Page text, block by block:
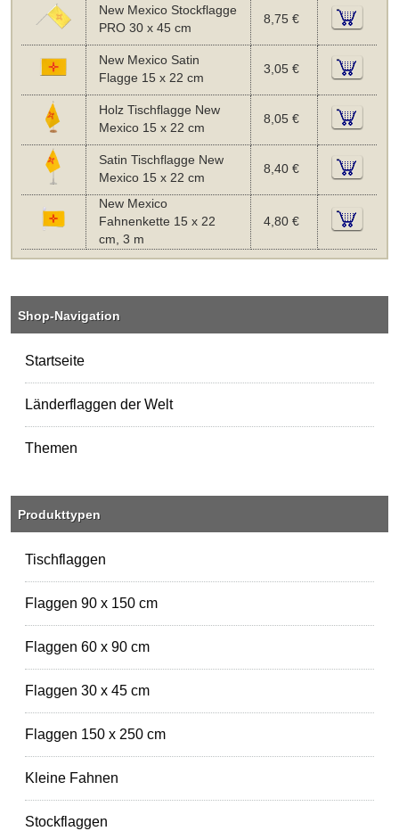
New Mexico Stockflagge
PRO 30 x 45 cm
8,75 €
New Mexico Satin
Flagge 15 x 22 cm
3,05 €
Holz Tischflagge New
Mexico 15 x 22 cm
8,05 €
Satin Tischflagge New
Mexico 15 x 22 cm
8,40 €
New Mexico
Fahnenkette 15 x 22
cm, 3 m
4,80 €
Shop-Navigation
Startseite
Länderflaggen der Welt
Themen
Produkttypen
Tischflaggen
Flaggen 90 x 150 cm
Flaggen 60 x 90 cm
Flaggen 30 x 45 cm
Flaggen 150 x 250 cm
Kleine Fahnen
Stockflaggen